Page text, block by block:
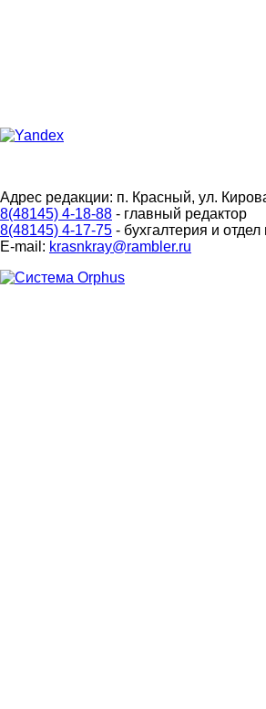
Адрес редакции: п. Красный, ул.
8(48145) 4-18-88 - главный редактор
8(48145) 4-17-75 - бухгалтерия и
E-mail: krasnkray@rambler.ru